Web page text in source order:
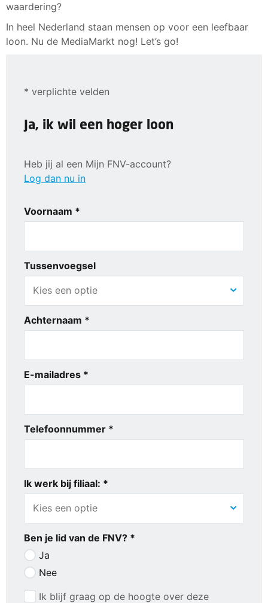
waardering?
In heel Nederland staan mensen op voor een leefbaar
loon. Nu de MediaMarkt nog! Let’s go!
* verplichte velden
Ja, ik wil een hoger loon
Heb jij al een Mijn FNV-account?
Log dan nu in
Voornaam *
Tussenvoegsel
Achternaam *
E-mailadres *
Telefoonnummer *
Ik werk bij filiaal: *
Ben je lid van de FNV? *
Ja
Nee
Ik blijf graag op de hoogte over deze